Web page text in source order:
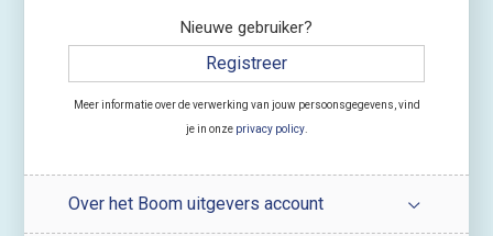
Nieuwe gebruiker?
Registreer
Meer informatie over de verwerking van jouw persoonsgegevens, vind
je in onze privacy policy.
Over het Boom uitgevers account